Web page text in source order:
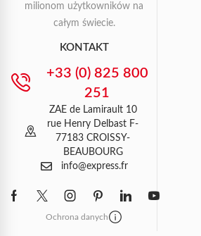
milionom użytkowników na
całym świecie.
KONTAKT
+33 (0) 825 800
251
ZAE de Lamirault 10
rue Henry Delbast F-
77183 CROISSY-
BEAUBOURG
info@express.fr
Ochrona danych